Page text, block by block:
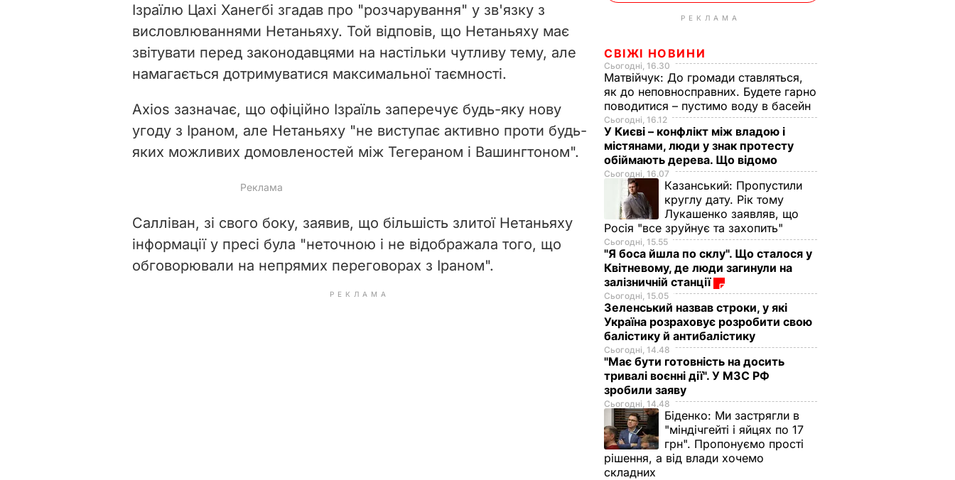
Ізраїлю Цахі Ханегбі згадав про "розчарування" у зв'язку з
висловлюваннями Нетаньяху. Той відповів, що Нетаньяху має
звітувати перед законодавцями на настільки чутливу тему, але
намагається дотримуватися максимальної таємності.
Axios зазначає, що офіційно Ізраїль заперечує будь-яку нову
угоду з Іраном, але Нетаньяху "не виступає активно проти будь-
яких можливих домовленостей між Тегераном і Вашингтоном".
Салліван, зі свого боку, заявив, що більшість злитої Нетаньяху
інформації у пресі була "неточною і не відображала того, що
обговорювали на непрямих переговорах з Іраном".
РЕКЛАМА
РЕКЛАМА
СВІЖІ НОВИНИ
Сьогодні, 16.30
Матвійчук: До громади ставляться,
як до неповносправних. Будете гарно
поводитися – пустимо воду в басейн
Сьогодні, 16.12
У Києві – конфлікт між владою і
містянами, люди у знак протесту
обіймають дерева. Що відомо
Сьогодні, 16.07
Казанський: Пропустили
круглу дату. Рік тому
Лукашенко заявляв, що
Росія "все зруйнує та захопить"
Сьогодні, 15.55
"Я боса йшла по склу". Що сталося у
Квітневому, де люди загинули на
залізничній станції
Сьогодні, 15.05
Зеленський назвав строки, у які
Україна розраховує розробити свою
балістику й антибалістику
Сьогодні, 14.48
"Має бути готовність на досить
тривалі воєнні дії". У МЗС РФ
зробили заяву
Сьогодні, 14.48
Біденко: Ми застрягли в
"міндічгейті і яйцях по 17
грн". Пропонуємо прості
рішення, а від влади хочемо
складних